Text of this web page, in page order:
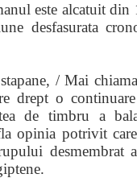
este alcatuit din
desfasurata
/ Mai
drept o
de timbru a
opinia potrivit